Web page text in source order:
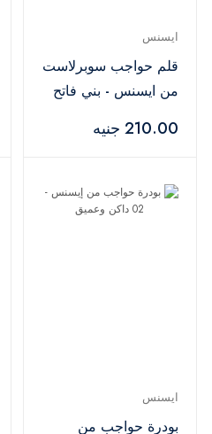
ايسنس
قلم حواجب سوبرلاست
من ايسنس - بني فاتح
210.00 جنيه
ايسنس
بودرة حواجب من